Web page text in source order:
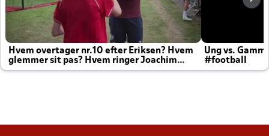
Hvem overtager nr.10 efter Eriksen? Hvem
glemmer sit pas? Hvem ringer Joachim
altid til efter kampe?
Ung vs.
#football